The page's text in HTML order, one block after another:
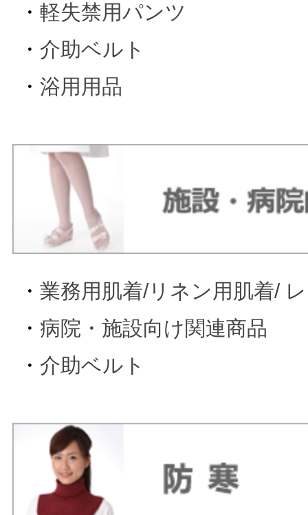
・ 軽失禁用パンツ
・ 介助ベルト
・ 浴用用品
・ 業務用肌着/リネン用肌着/
・ 病院・施設向け関連商品
・ 介助ベルト